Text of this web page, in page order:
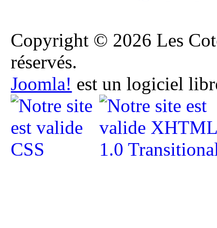
Copyright © 2026 Les
réservés.
Joomla! est un logiciel